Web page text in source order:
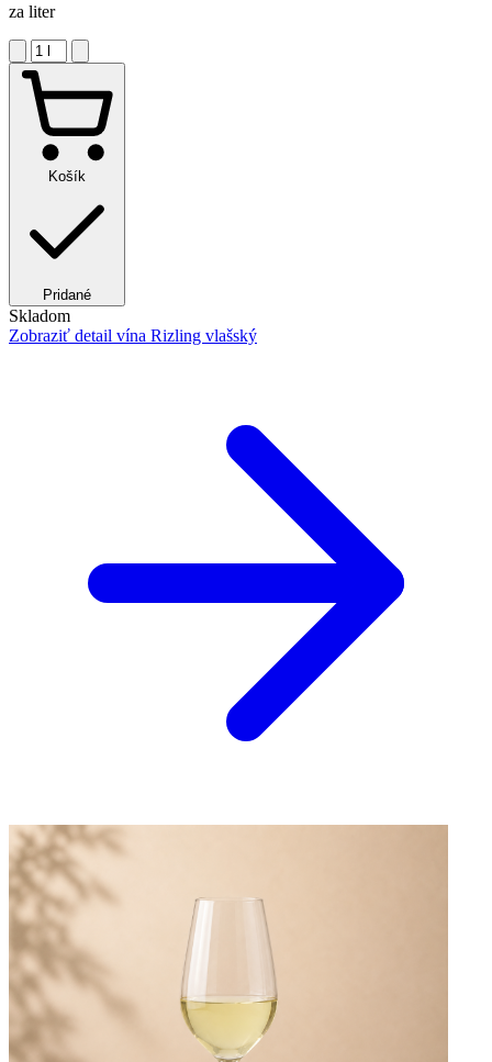
za liter
Košík
Pridané
Skladom
Zobraziť detail vína Rizling vlašský